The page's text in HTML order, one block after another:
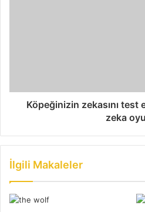
Köpeğinizin zekasını test
zeka
İlgili Makaleler